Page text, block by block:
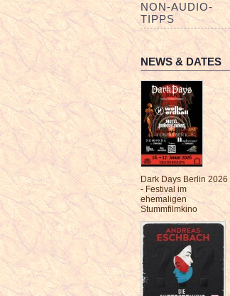
NON-AUDIO-
TIPPS
NEWS & DATES
Dark Days Berlin 2026
- Festival im
ehemaligen
Stummfilmkino